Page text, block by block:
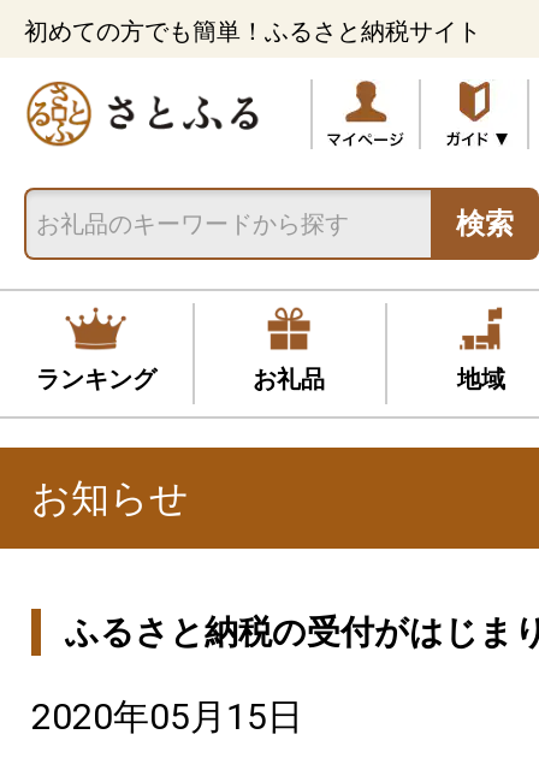
初めての方でも簡単！ふるさと納税サイト
検索
ランキング お礼品 地域
お知らせ
ふるさと納税の受付がはじま
2020年05月15日